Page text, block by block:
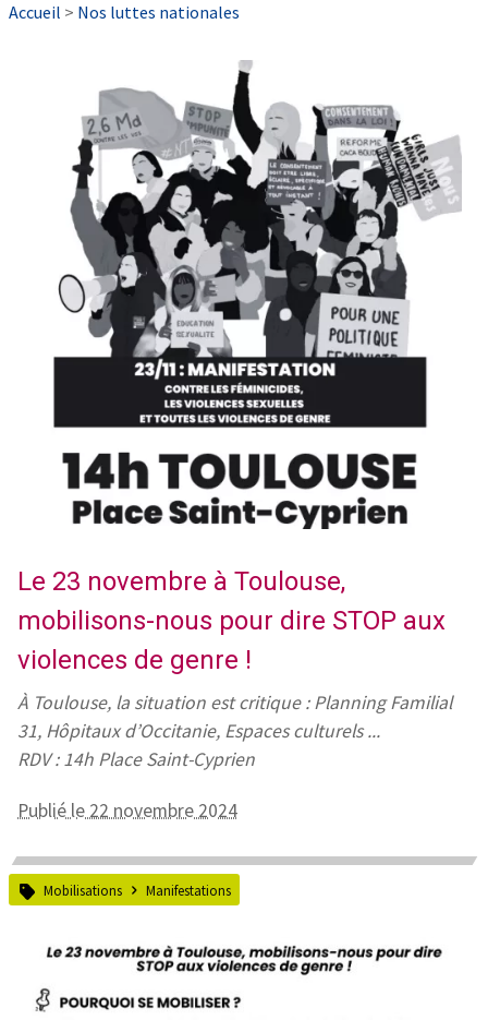
Accueil > Nos luttes nationales
Le 23 novembre à Toulouse,
mobilisons-nous pour dire STOP aux
violences de genre !
À Toulouse, la situation est critique : Planning Familial
31, Hôpitaux d’Occitanie, Espaces culturels ...
RDV : 14h Place Saint-Cyprien
Publié le 22 novembre 2024
Mobilisations Manifestations